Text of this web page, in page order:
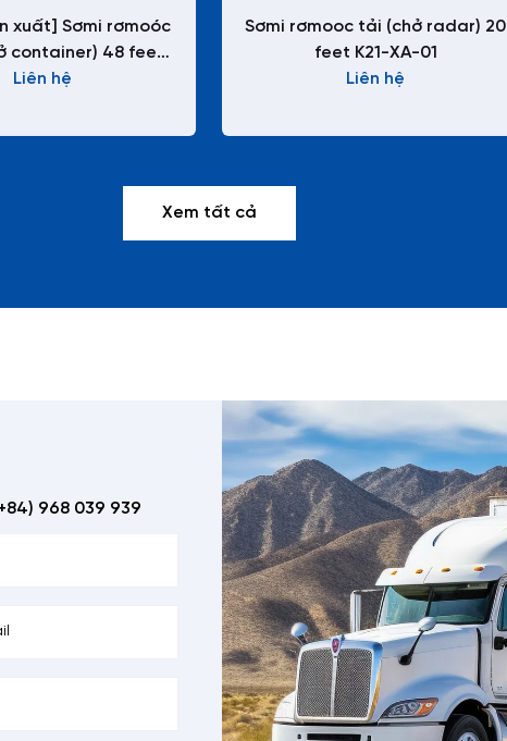
xuất] Sơmi rơmoóc
container) 48 feet
K83-CC-01-1
Liên hệ
Sơmi rơmooc tải (chở radar) 20
feet K21-XA-01
Liên hệ
Xem tất cả
968 039 939